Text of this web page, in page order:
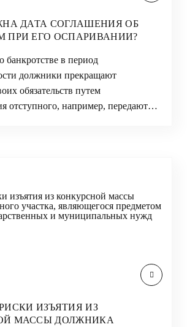
ДАТА СОГЛАШЕНИЯ ОБ
ПРИ ЕГО ОСПАРИВАНИИ?
банкротстве в период
должники прекращают
обязательств путем
отступного, например, передают…
ИЗЪЯТИЯ ИЗ
МАССЫ ДОЛЖНИКА